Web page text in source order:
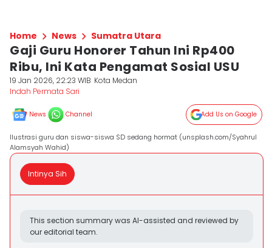
Home News Sumatra Utara
Gaji Guru Honorer Tahun Ini Rp400
Ribu, Ini Kata Pengamat Sosial USU
19 Jan 2026, 22:23 WIB Kota Medan
Indah Permata Sari
News Channel Add Us on Google
Ilustrasi guru dan siswa-siswa SD sedang hormat (unsplash.com/Syahrul
Alamsyah Wahid)
Intinya Sih
This section summary was AI-assisted and reviewed by
our editorial team.